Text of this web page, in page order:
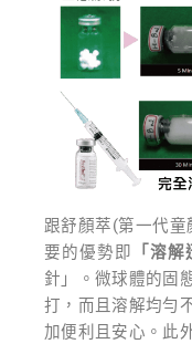
跟舒顏萃(第一代
要的優勢即
「溶解
針」。微球體的固
打，而且溶解均勻
加便利且安心。此